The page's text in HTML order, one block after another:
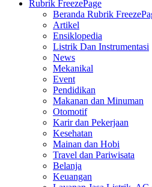
Rubrik FreezePage
Beranda Rubrik
Artikel
Ensiklopedia
Listrik Dan Instrumentasi
News
Mekanikal
Event
Pendidikan
Makanan dan Minuman
Otomotif
Karir dan Pekerjaan
Kesehatan
Mainan dan Hobi
Travel dan Pariwisata
Belanja
Keuangan